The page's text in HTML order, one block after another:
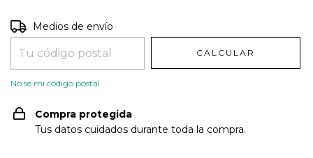
Entregas para el CP:
Medios de envío
CALCULAR
No sé mi código postal
Compra protegida
Tus datos cuidados durante toda la compra.